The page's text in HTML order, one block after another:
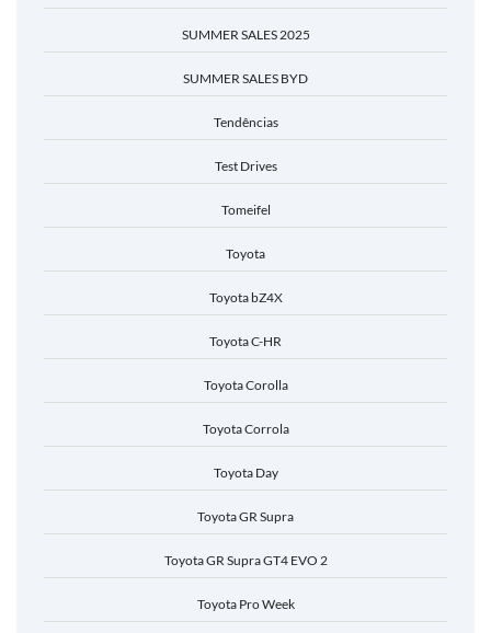
SUMMER SALES 2025
SUMMER SALES BYD
Tendências
Test Drives
Tomeifel
Toyota
Toyota bZ4X
Toyota C-HR
Toyota Corolla
Toyota Corrola
Toyota Day
Toyota GR Supra
Toyota GR Supra GT4 EVO 2
Toyota Pro Week